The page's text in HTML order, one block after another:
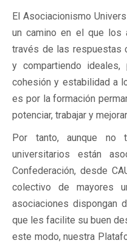
El Asociacionismo
un camino en el que los
través de las respuestas
y compartiendo ideales,
cohesión y estabilidad a
es por la formación
potenciar, trabajar y
Por tanto, aunque no
universitarios están
Confederación, desde
colectivo de mayores
asociaciones dispongan
que les facilite su buen
este modo, nuestra